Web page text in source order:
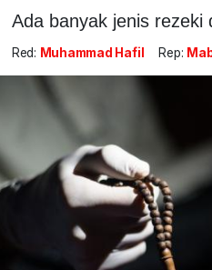
Ada banyak jenis rezeki
Red: Muhammad Hafil Rep: